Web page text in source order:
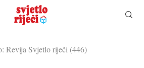
Revija Svjetlo riječi (446)